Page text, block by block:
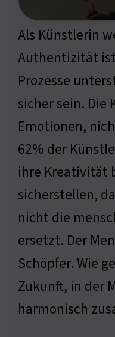
Als Künstlerin
Authentizität
Prozesse
sicher sein. Die
Emotionen,
62% der
ihre Kreativität
sicherstellen,
nicht die
ersetzt. Der
Schöpfer. Wie
Zukunft, in der
harmonisch